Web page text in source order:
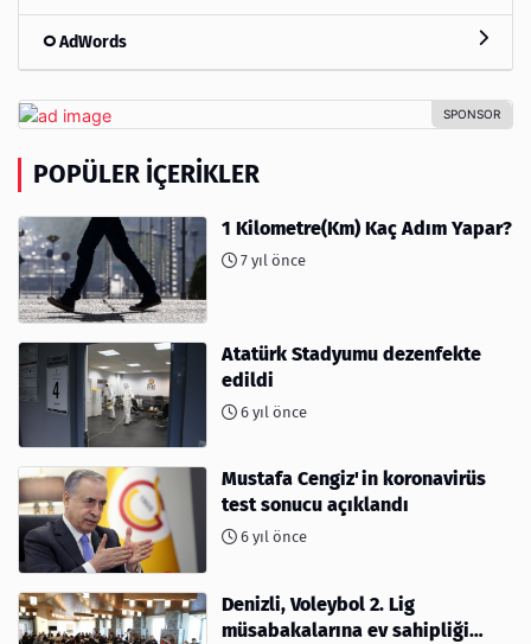
AdWords
POPÜLER İÇERIKLER
1 Kilometre(Km) Kaç Adım Yapar?
7 yıl önce
Atatürk Stadyumu dezenfekte
edildi
6 yıl önce
Mustafa Cengiz'in koronavirüs
test sonucu açıklandı
6 yıl önce
Denizli, Voleybol 2. Lig
müsabakalarına ev sahipliği